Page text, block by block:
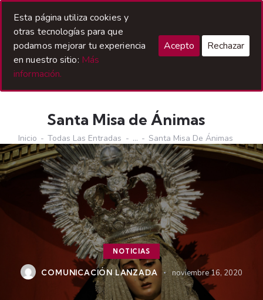
Santa Misa de Ánimas
Inicio Todas Las Entradas ... Santa Misa De Ánimas
NOTICIAS
COMUNICACIÓN LANZADA noviembre 16, 2020
Esta página utiliza cookies y
otras tecnologías para que
podamos mejorar tu experiencia
en nuestro sitio: Más
información.
Acepto Rechazar